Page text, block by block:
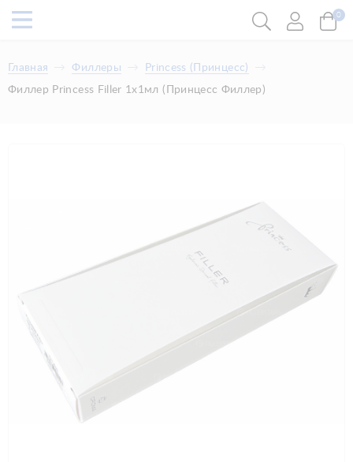
0
Главная Филлеры
Princess (Принцесс)
Филлер Princess Filler 1x1мл (Принцесс Филлер)